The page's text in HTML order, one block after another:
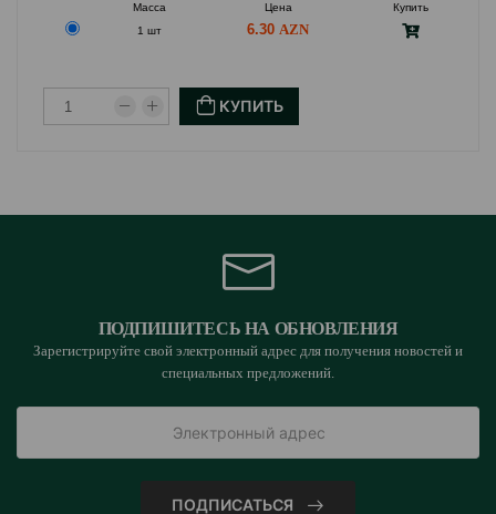
Масса Цена
Купить
1 шт
6.30
КУПИТЬ
ПОДПИШИТЕСЬ НА ОБНОВЛЕНИЯ
Зарегистрируйте свой электронный адрес для получения новостей и
специальных предложений.
ПОДПИСАТЬСЯ